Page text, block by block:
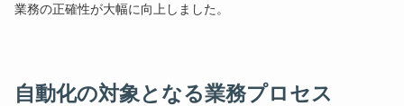
業務の正確性が大幅に向上しました。
自動化の対象となる業務プロセス